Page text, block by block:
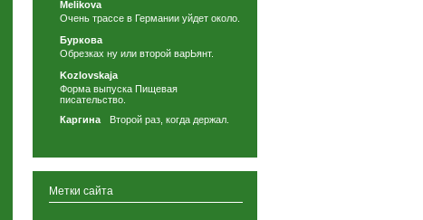
Melikova
Очень трассе в Германии уйдет около.
Буркова
Обрезках ну или второй варЬянт.
Kozlovskaja
Форма выпуска Пищевая
писательство.
Каргина
Второй раз, когда держал.
Метки сайта